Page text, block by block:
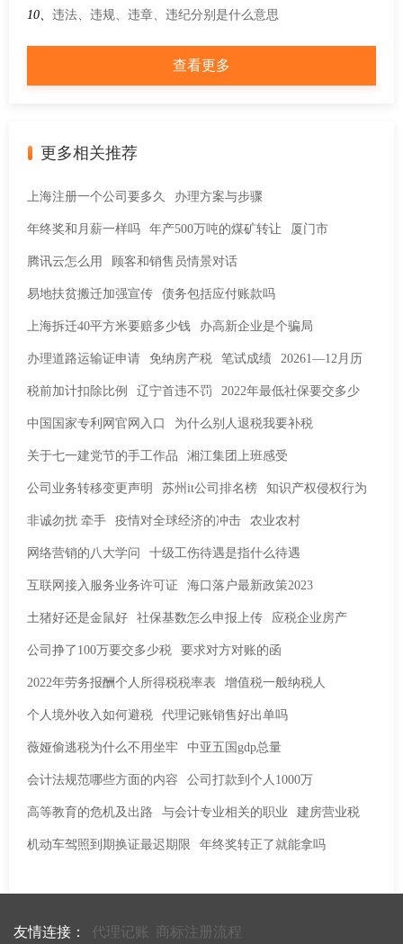
支持简易确认式申报”，是什么原因？
额计算口径的公告
10、 违法、违规、违章、违纪分别是什么意思
查看更多
更多相关推荐
上海注册一个公司要多久 办理方案与步骤
年终奖和月薪一样吗 年产500万吨的煤矿转让 厦门市
腾讯云怎么用 顾客和销售员情景对话
易地扶贫搬迁加强宣传 债务包括应付账款吗
上海拆迁40平方米要赔多少钱 办高新企业是个骗局
办理道路运输证申请 免纳房产税 笔试成绩 20261—12月历
税前加计扣除比例 辽宁首违不罚 2022年最低社保要交多少
中国国家专利网官网入口 为什么别人退税我要补税
关于七一建党节的手工作品 湘江集团上班感受
公司业务转移变更声明 苏州it公司排名榜 知识产权侵权行为
非诚勿扰 牵手 疫情对全球经济的冲击 农业农村
网络营销的八大学问 十级工伤待遇是指什么待遇
互联网接入服务业务许可证 海口落户最新政策2023
土猪好还是金鼠好 社保基数怎么申报上传 应税企业房产
公司挣了100万要交多少税 要求对方对账的函
2022年劳务报酬个人所得税税率表 增值税一般纳税人
个人境外收入如何避税 代理记账销售好出单吗
薇娅偷逃税为什么不用坐牢 中亚五国gdp总量
会计法规范哪些方面的内容 公司打款到个人1000万
高等教育的危机及出路 与会计专业相关的职业 建房营业税
机动车驾照到期换证最迟期限 年终奖转正了就能拿吗
友情连接： 代理记账 商标注册流程